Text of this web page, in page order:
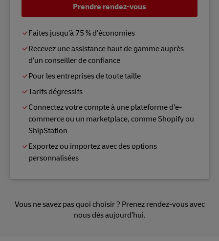
Prendre rendez-vous
Faites jusqu’à 75 % d’économies
Recevez une assistance haut de gamme auprès
d’un conseiller de confiance
Pour les entreprises de toute taille
Tarifs dégressifs
Connectez votre compte à une plateforme d’e-
commerce ou un marketplace, comme Shopify ou
ShipStation
Exportez ou importez avec des options
personnalisées
Vous ne savez pas quoi choisir ? Prenez rendez-vousavec
nous dès aujourd’hui.